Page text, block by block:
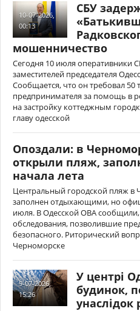
10-07-2026,
00:13
СБУ
мошенничество
Сегодня 10 июля оперативники
заместителей председателя
Сообщается, что он требовал
предпринимателя за помощь в
на застройку коттеджным
главу одесской
Опоздали: в
открыли пляж,
начала лета
Центральный городской пляж в
заполнен отдыхающими, но
июля. В Одесской ОВА
обследования, позволившие
безопасного. Риторический
Черноморске
9-07-2026,
15:26
У центрі
будинок,
унаслідок